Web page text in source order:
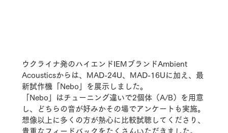
ウクライナ発のハイエンドIEMブランドAmbient
Acousticsからは、MAD-24U、MAD-16Uに加え、最
新試作機「Nebo」を展示しました。
「Nebo」はチューニング違いで2個体（A/B）を用意
し、どちらの音が好みかその場でアンケートも実施。
想像以上に多くの方が熱心に比較試聴してくださり、
貴重なフィードバックをたくさんいただきました。